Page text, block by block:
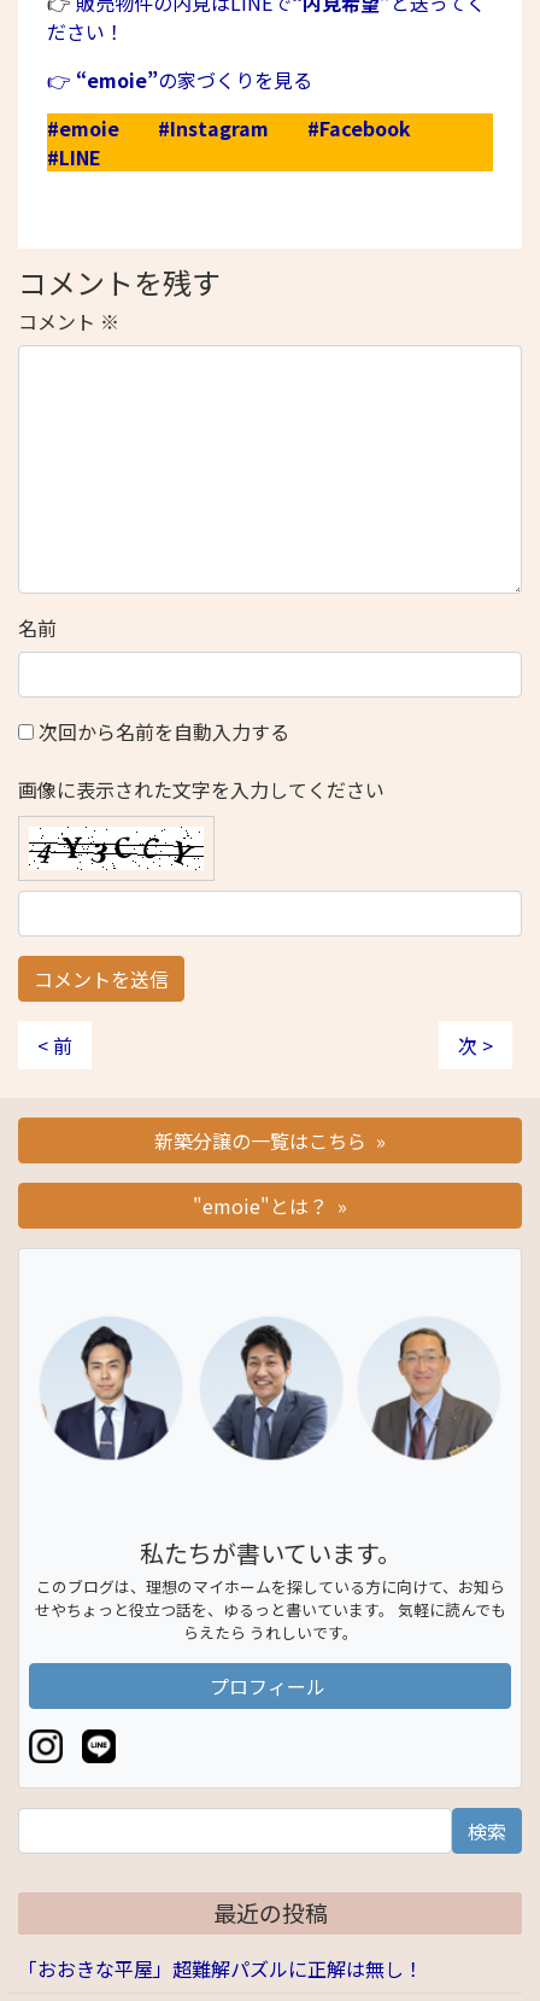
ださい！
👉 “emoie”の家づくりを見る
#emoie
#Instagram
#Facebook
#LINE
コメントを残す
コメント ※
名前
次回から名前を自動入力する
画像に表示された文字を入力してください
< 前 次 >
新築分譲の一覧はこちら »
"emoie"とは？ »
私たちが書いています。
このブログは、理想のマイホームを探している方に向けて、お知ら
せやちょっと役立つ話を、ゆるっと書いています。 気軽に読んでも
らえたら うれしいです。
プロフィール
検索
最近の投稿
「おおきな平屋」超難解パズルに正解は無し！